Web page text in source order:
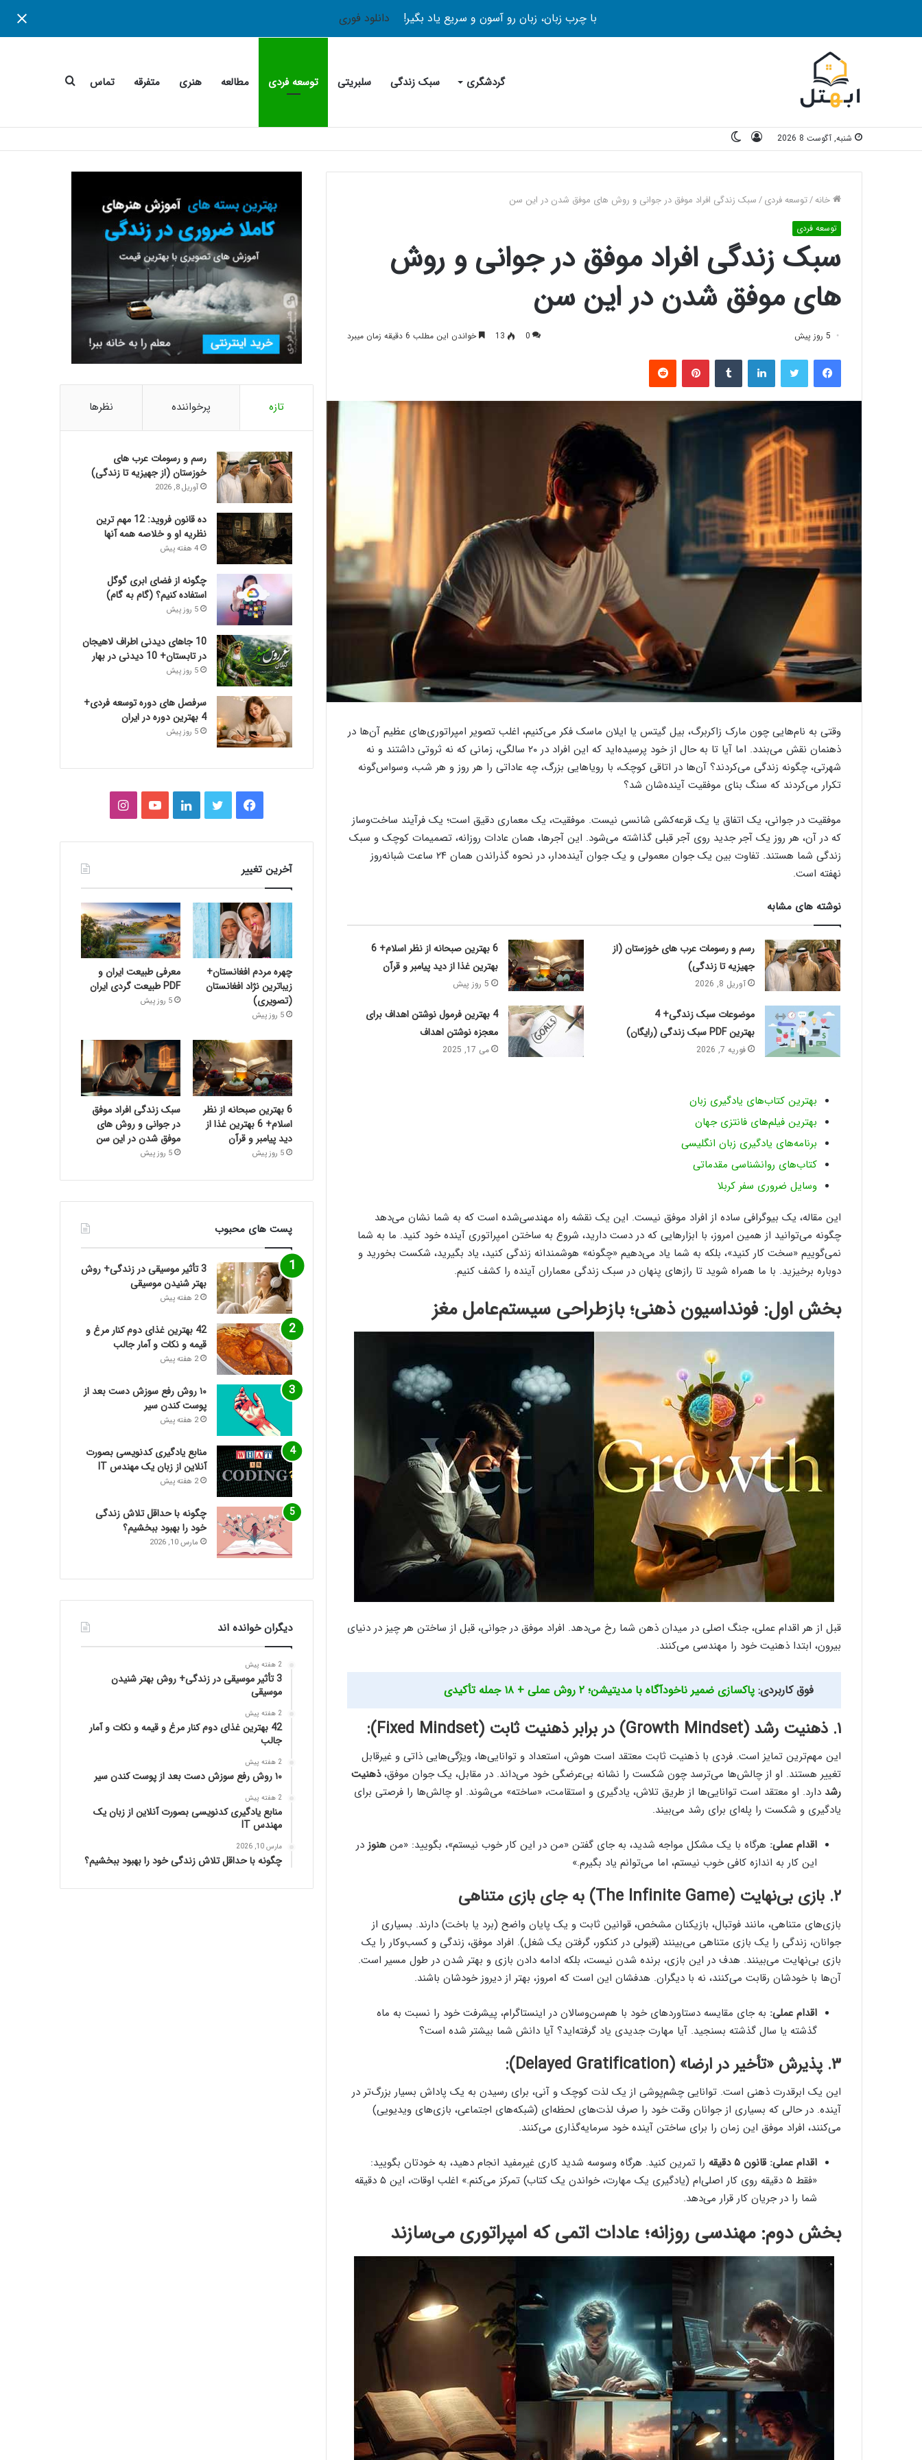
با چرب زبان، زبان رو آسون و سریع یاد بگیر! دانلود فوری
گردشگری سبک زندگی سلبریتی توسعه فردی مطالعه هنری متفرقه تماس جستجو
شنبه, آگوست 8 2026
تغییرورود
خانه/توسعه فردی/سبک زندگی افراد موفق در جوانی و روش های موفق شدن در این سن
توسعه فردی
سبک زندگی افراد موفق در جوانی و روش
های موفق شدن در این سن
5 روز پیش 0
13 خواندن این مطلب 6 دقیقه زمان میبرد
فیس بوک توییتر لینکدین ‫تامبلر ‫پین‌ترست‫رددیت
وقتی به نام‌هایی چون مارک زاکربرگ، بیل گیتس یا ایلان ماسک فکر می‌کنیم، اغلب تصویر امپراتوری‌های عظیم آن‌ها در
ذهنمان نقش می‌بندد. اما آیا تا به حال از خود پرسیده‌اید که این افراد در ۲۰ سالگی، زمانی که نه ثروتی داشتند و نه
شهرتی، چگونه زندگی می‌کردند؟ آن‌ها در اتاقی کوچک، با رویاهایی بزرگ، چه عاداتی را هر روز و هر شب، وسواس‌گونه
تکرار می‌کردند که سنگ بنای موفقیت آینده‌شان شد؟
موفقیت در جوانی، یک اتفاق یا یک قرعه‌کشی شانسی نیست. موفقیت، یک معماری دقیق است؛ یک فرآیند ساخت‌وساز
که در آن، هر روز یک آجر جدید روی آجر قبلی گذاشته می‌شود. این آجرها، همان عادات روزانه، تصمیمات کوچک و سبک
زندگی شما هستند. تفاوت بین یک جوان معمولی و یک جوان آینده‌دار، در نحوه گذراندن همان ۲۴ ساعت شبانه‌روز
نهفته است.
نوشته های مشابه
رسم و رسومات عرب های خوزستان (از
جهیزیه تا زندگی)
آوریل 8, 2026
6 بهترین صبحانه از نظر اسلام+ 6
بهترین غذا از دید پیامبر و قرآن
5 روز پیش
موضوعات سبک زندگی+ 4
بهترین PDF سبک زندگی (رایگان)
فوریه 7, 2026
4 بهترین فرمول نوشتن اهداف برای
معجزه نوشتن اهداف
می 17, 2025
بهترین کتاب‌های یادگیری زبان
بهترین فیلم‌های فانتزی جهان
برنامه‌های یادگیری زبان انگلیسی
کتاب‌های روانشناسی مقدماتی
وسایل ضروری سفر کربلا
این مقاله، یک بیوگرافی ساده از افراد موفق نیست. این یک نقشه راه مهندسی‌شده است که به شما نشان می‌دهد
چگونه می‌توانید از همین امروز، با ابزارهایی که در دست دارید، شروع به ساختن امپراتوری آینده خود کنید. ما به شما
نمی‌گوییم «سخت کار کنید»، بلکه به شما یاد می‌دهیم «چگونه» هوشمندانه زندگی کنید، یاد بگیرید، شکست بخورید و
دوباره برخیزید. با ما همراه شوید تا رازهای پنهان در سبک زندگی معماران آینده را کشف کنیم.
بخش اول: فونداسیون ذهنی؛ بازطراحی سیستم‌عامل مغز
قبل از هر اقدام عملی، جنگ اصلی در میدان ذهن شما رخ می‌دهد. افراد موفق در جوانی، قبل از ساختن هر چیز در دنیای
بیرون، ابتدا ذهنیت خود را مهندسی می‌کنند.
فوق کاربردی: پاکسازی ضمیر ناخودآگاه با مدیتیشن؛ ۲ روش عملی + ۱۸ جمله تأکیدی
۱. ذهنیت رشد (Growth Mindset) در برابر ذهنیت ثابت (Fixed Mindset):
این مهم‌ترین تمایز است. فردی با ذهنیت ثابت معتقد است هوش، استعداد و توانایی‌ها، ویژگی‌هایی ذاتی و غیرقابل
تغییر هستند. او از چالش‌ها می‌ترسد چون شکست را نشانه بی‌عرضگی خود می‌داند. در مقابل، یک جوان موفق،ذهنیت
رشد دارد. او معتقد است توانایی‌ها از طریق تلاش، یادگیری و استقامت، «ساخته» می‌شوند. او چالش‌ها را فرصتی برای
یادگیری و شکست را پله‌ای برای رشد می‌بیند.
اقدام عملی: هرگاه با یک مشکل مواجه شدید، به جای گفتن «من در این کار خوب نیستم»، بگویید: «من هنوزدر
این کار به اندازه کافی خوب نیستم، اما می‌توانم یاد بگیرم.»
۲. بازی بی‌نهایت (The Infinite Game) به جای بازی متناهی
بازی‌های متناهی، مانند فوتبال، بازیکنان مشخص، قوانین ثابت و یک پایان واضح (برد یا باخت) دارند. بسیاری از
جوانان، زندگی را یک بازی متناهی می‌بینند (قبولی در کنکور، گرفتن یک شغل). افراد موفق، زندگی و کسب‌وکار را یک
بازی بی‌نهایت می‌بینند. هدف در این بازی، برنده شدن نیست، بلکه ادامه دادن بازی و بهتر شدن در طول مسیر است.
آن‌ها با خودشان رقابت می‌کنند، نه با دیگران. هدفشان این است که امروز، بهتر از دیروز خودشان باشند.
اقدام عملی: به جای مقایسه دستاوردهای خود با هم‌سن‌وسالان در اینستاگرام، پیشرفت خود را نسبت به ماه
گذشته یا سال گذشته بسنجید. آیا مهارت جدیدی یاد گرفته‌اید؟ آیا دانش شما بیشتر شده است؟
۳. پذیرش «تأخیر در ارضا» (Delayed Gratification):
این یک ابرقدرت ذهنی است. توانایی چشم‌پوشی از یک لذت کوچک و آنی، برای رسیدن به یک پاداش بسیار بزرگ‌تر در
آینده. در حالی که بسیاری از جوانان وقت خود را صرف لذت‌های لحظه‌ای (شبکه‌های اجتماعی، بازی‌های ویدیویی)
می‌کنند، افراد موفق این زمان را برای ساختن آینده خود سرمایه‌گذاری می‌کنند.
اقدام عملی: قانون ۵ دقیقه
را تمرین کنید. هرگاه وسوسه شدید کاری غیرمفید انجام دهید، به خودتان بگویید:
«فقط ۵ دقیقه روی کار اصلی‌ام (یادگیری یک مهارت، خواندن یک کتاب) تمرکز می‌کنم.» اغلب اوقات، این ۵ دقیقه
شما را در جریان کار قرار می‌دهد.
بخش دوم: مهندسی روزانه؛ عادات اتمی که امپراتوری می‌سازند
تازه پرخواننده نظرها
رسم و رسومات عرب های
خوزستان (از جهیزیه تا زندگی)
آوریل 8, 2026
ده قانون فروید: 12 مهم ترین
نظریه او و خلاصه همه آنها
4 هفته پیش
چگونه از فضای ابری گوگل
استفاده کنیم؟ (گام به گام)
5 روز پیش
10 جاهای دیدنی اطراف لاهیجان
در تابستان+ 10 دیدنی در بهار
5 روز پیش
سرفصل های دوره توسعه فردی+
4 بهترین دوره در ایران
5 روز پیش
فیس توییترلینکدینیوتیوباینستاگرام
آخرین تغییر
چهره مردم افغانستان+
زیباترین نژاد افغانستان
(تصویری)
5 روز پیش
معرفی طبیعت ایران و
PDF طبیعت گردی ایران
5 روز پیش
6 بهترین صبحانه از نظر
اسلام+ 6 بهترین غذا از
دید پیامبر و قرآن
5 روز پیش
سبک زندگی افراد موفق
در جوانی و روش های
موفق شدن در این سن
5 روز پیش
پست های محبوب
3 تأثیر موسیقی در زندگی+ روش
بهتر شنیدن موسیقی
2 هفته پیش
42 بهترین غذای دوم کنار مرغ و
قیمه و نکات و آمار جالب
2 هفته پیش
۱۰ روش رفع سوزش دست بعد از
پوست کندن سیر
2 هفته پیش
منابع یادگیری کدنویسی بصورت
آنلاین از زبان یک مهندس IT
2 هفته پیش
چگونه با حداقل تلاش زندگی
خود را بهبود ببخشیم؟
مارس 10, 2026
دیگران خوانده اند
2 هفته پیش
3 تأثیر موسیقی در زندگی+ روش بهتر شنیدن
موسیقی
2 هفته پیش
42 بهترین غذای دوم کنار مرغ و قیمه و نکات و آمار
جالب
2 هفته پیش
۱۰ روش رفع سوزش دست بعد از پوست کندن سیر
2 هفته پیش
منابع یادگیری کدنویسی بصورت آنلاین از زبان یک
مهندس IT
مارس 10, 2026
چگونه با حداقل تلاش زندگی خود را بهبود ببخشیم؟